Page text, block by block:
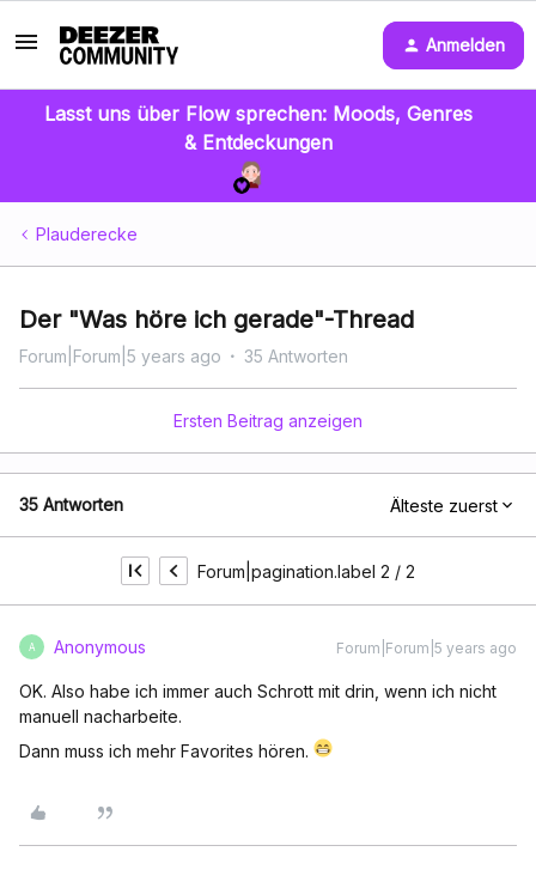
Anmelden
Lasst uns über Flow sprechen: Moods, Genres
& Entdeckungen
Plauderecke
Der "Was höre ich gerade"-Thread
Forum|Forum|5 years ago 35 Antworten
Ersten Beitrag anzeigen
35 Antworten Älteste zuerst
Forum|pagination.label 2 / 2
A Anonymous Forum|Forum|5 years ago
OK. Also habe ich immer auch Schrott mit drin, wenn ich nicht
manuell nacharbeite.
Dann muss ich mehr Favorites hören.